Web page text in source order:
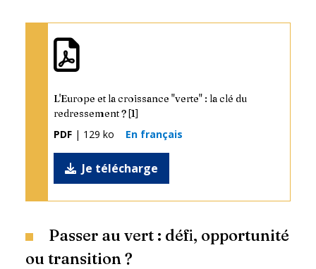
L'Europe et la croissance "verte" : la clé du
redressement ? [1]
PDF | 129 ko En français
Je télécharge
Passer au vert : défi, opportunité
ou transition ?